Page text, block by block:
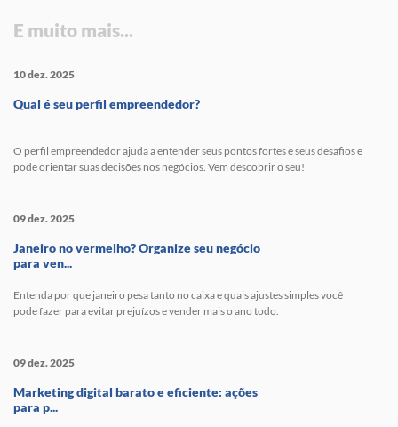
E muito mais...
10 dez. 2025
Qual é seu perfil empreendedor?
O perfil empreendedor ajuda a entender seus pontos fortes e seus desafios e
pode orientar suas decisões nos negócios. Vem descobrir o seu!
09 dez. 2025
Janeiro no vermelho? Organize seu negócio
para ven...
Entenda por que janeiro pesa tanto no caixa e quais ajustes simples você
pode fazer para evitar prejuízos e vender mais o ano todo.
09 dez. 2025
Marketing digital barato e eficiente: ações
para p...